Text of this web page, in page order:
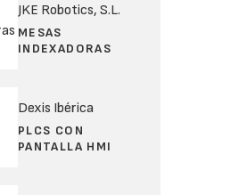
JKE Robotics, S.L.
MESAS
INDEXADORAS
Dexis Ibérica
PLCS CON
PANTALLA HMI